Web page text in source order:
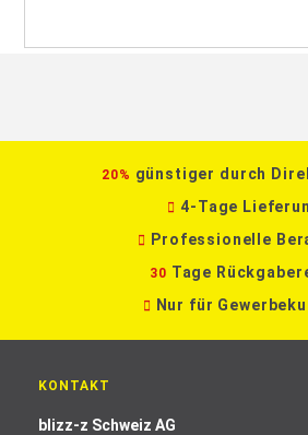
20% günstiger durch
4-Tage
Professionelle
30 Tage
Nur für
KONTAKT
blizz-z Schweiz AG